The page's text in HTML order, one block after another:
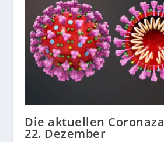
Die aktuellen
22. Dezember